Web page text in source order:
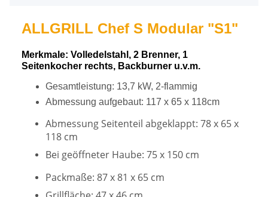
ALLGRILL Chef S Modular "S1"
Merkmale: Volledelstahl, 2 Brenner, 1
Seitenkocher rechts, Backburner u.v.m.
Gesamtleistung: 13,7 kW, 2-flammig
Abmessung aufgebaut: 117 x 65 x 118cm
Abmessung Seitenteil abgeklappt: 78 x 65 x
118 cm
Bei geöffneter Haube: 75 x 150 cm
Packmaße: 87 x 81 x 65 cm